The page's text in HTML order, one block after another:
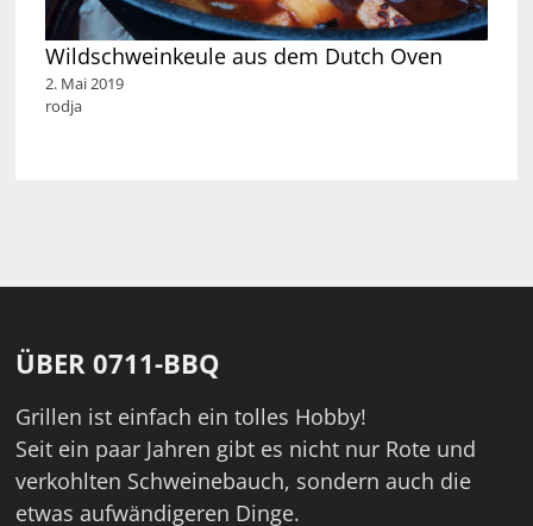
Wildschweinkeule aus dem Dutch Oven
2. Mai 2019
rodja
ÜBER 0711-BBQ
Grillen ist einfach ein tolles Hobby!
Seit ein paar Jahren gibt es nicht nur Rote und
verkohlten Schweinebauch, sondern auch die
etwas aufwändigeren Dinge.